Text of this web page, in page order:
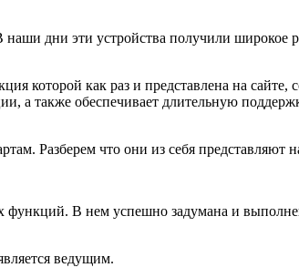
наши дни эти устройства получили широкое
которой как раз и представлена на сайте,
а также обеспечивает длительную
Разберем что они из себя представляют
функций. В нем успешно задумана и
ведущим.